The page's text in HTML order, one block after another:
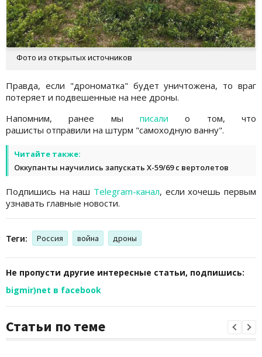
Фото из открытых источников
Правда, если "дрономатка" будет уничтожена, то враг
потеряет и подвешенные на нее дроны.
Напомним, ранее мы писали о том, что
рашисты отправили на штурм "самоходную ванну".
Читайте также:
Оккупанты научились запускать Х-59/69 с вертолетов
Подпишись на наш Telegram-канал, если хочешь первым
узнавать главные новости.
Теги: Россия война дроны
Не пропусти другие интересные статьи, подпишись:
bigmir)net в facebook
Статьи по теме